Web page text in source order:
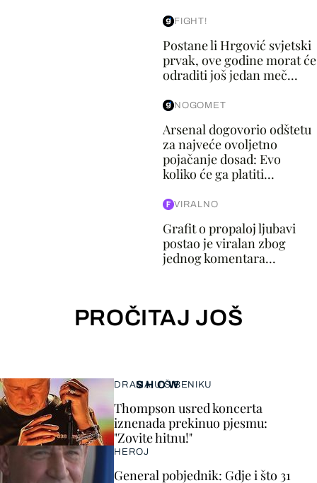
FIGHT!
Postane li Hrgović svjetski
prvak, ove godine morat će
odraditi još jedan meč...
NOGOMET
Arsenal dogovorio odštetu
za najveće ovoljetno
pojačanje dosad: Evo
koliko će ga platiti...
VIRALNO
Grafit o propaloj ljubavi
postao je viralan zbog
jednog komentara...
PROČITAJ JOŠ
SHOW
DRAMA U ŠIBENIKU
Thompson usred koncerta
iznenada prekinuo pjesmu:
"Zovite hitnu!"
HEROJ
General pobjednik: Gdje i što 31